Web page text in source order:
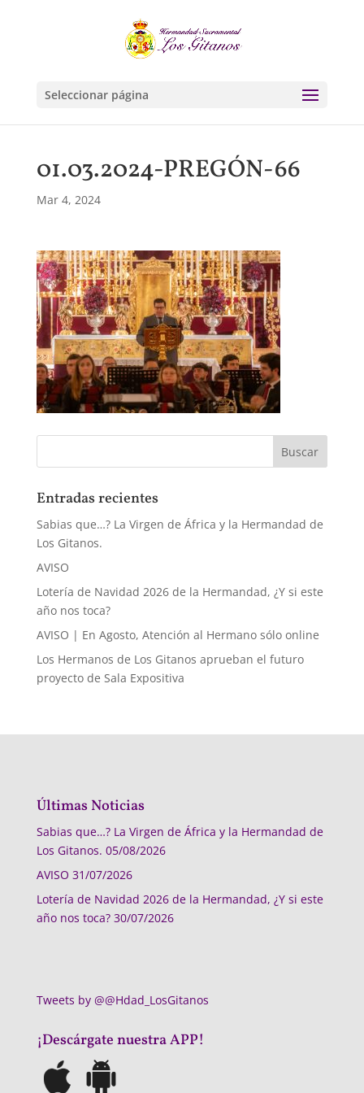
Seleccionar página
01.03.2024-PREGÓN-66
Mar 4, 2024
Entradas recientes
Sabias que…? La Virgen de África y la Hermandad de
Los Gitanos.
AVISO
Lotería de Navidad 2026 de la Hermandad, ¿Y si este
año nos toca?
AVISO | En Agosto, Atención al Hermano sólo online
Los Hermanos de Los Gitanos aprueban el futuro
proyecto de Sala Expositiva
Últimas Noticias
Sabias que…? La Virgen de África y la Hermandad de
Los Gitanos. 05/08/2026
AVISO 31/07/2026
Lotería de Navidad 2026 de la Hermandad, ¿Y si este
año nos toca? 30/07/2026
Tweets by @@Hdad_LosGitanos
¡Descárgate nuestra APP!